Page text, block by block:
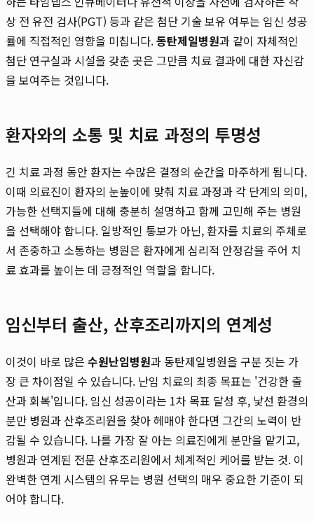
상 전 유전 검사(PGT) 등과 같은 첨단 기술 보유 여부는 임신 성공
률에 직접적인 영향을 미칩니다.동탄제일병원과 같이 자체적인
첨단 연구실과 시설을 갖춘 곳은 그만큼 치료 결과에 대한 자신감
을 보여주는 것입니다.
환자와의 소통 및 치료 과정의 투명성
긴 치료 과정 동안 환자는 수많은 결정의 순간을 마주하게 됩니다.
이때 의료진이 환자의 눈높이에 맞춰 치료 과정과 각 단계의 의미,
가능한 선택지들에 대해 충분히 설명하고 함께 고민해 주는 병원
을 선택해야 합니다. 일방적인 통보가 아닌, 환자를 치료의 주체로
서 존중하고 소통하는 병원은 환자에게 심리적 안정감을 주어 치
료 효과를 높이는 데 긍정적인 역할을 합니다.
임신부터 출산, 산후조리까지의 연계성
이것이 바로 많은 수원난임병원과 동탄제일병원을 구분 짓는 가
장 큰 차이점일 수 있습니다. 난임 치료의 최종 목표는 '건강한 출
산과 회복'입니다. 임신 성공이라는 1차 목표 달성 후, 낯선 환경의
분만 병원과 산후조리원을 찾아 헤매야 한다면 그간의 노력이 반
감될 수 있습니다. 나를 가장 잘 아는 의료진에게 분만을 맡기고,
병원과 연계된 전문 산후조리원에서 체계적인 케어를 받는 것. 이
완벽한 연계 시스템의 유무는 병원 선택의 매우 중요한 기준이 되
어야 합니다.